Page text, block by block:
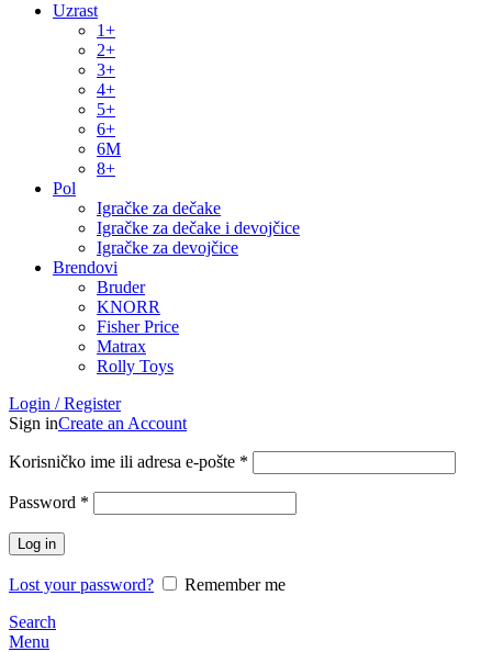
Uzrast
1+
2+
3+
4+
5+
6+
6M
8+
Pol
Igračke za dečake
Igračke za dečake i devojčice
Igračke za devojčice
Brendovi
Bruder
KNORR
Fisher Price
Matrax
Rolly Toys
Login / Register
Sign inCreate an Account
Korisničko ime ili adresa e-pošte *
Password *
Log in
Lost your password?
Remember me
Search
Menu